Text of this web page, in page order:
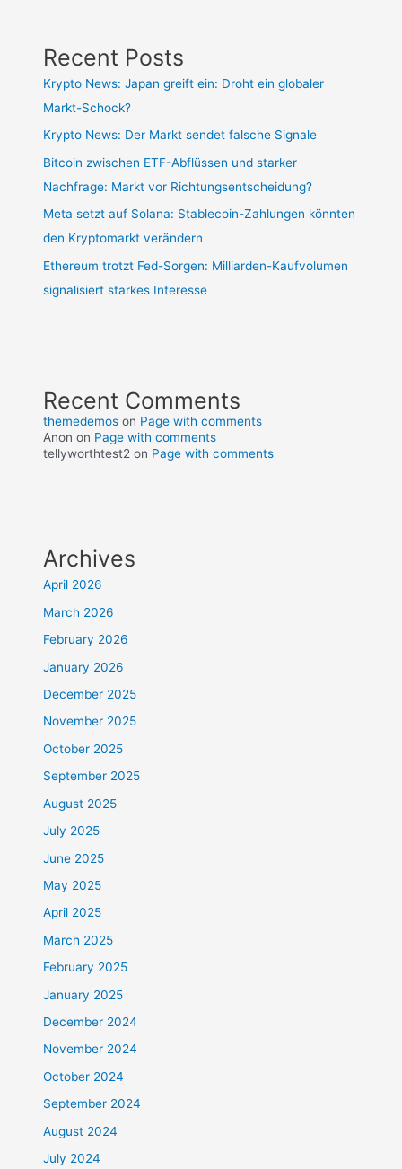
Recent Posts
Krypto News: Japan greift ein: Droht ein globaler
Markt-Schock?
Krypto News: Der Markt sendet falsche Signale
Bitcoin zwischen ETF-Abflüssen und starker
Nachfrage: Markt vor Richtungsentscheidung?
Meta setzt auf Solana: Stablecoin-Zahlungen könnten
den Kryptomarkt verändern
Ethereum trotzt Fed-Sorgen: Milliarden-Kaufvolumen
signalisiert starkes Interesse
Recent Comments
themedemos on Page with comments
Anon on Page with comments
tellyworthtest2 on Page with comments
Archives
April 2026
March 2026
February 2026
January 2026
December 2025
November 2025
October 2025
September 2025
August 2025
July 2025
June 2025
May 2025
April 2025
March 2025
February 2025
January 2025
December 2024
November 2024
October 2024
September 2024
August 2024
July 2024